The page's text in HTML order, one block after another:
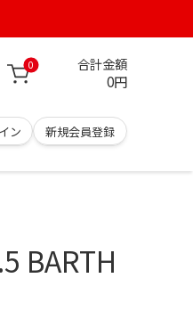
0 合計金額
0円
ン 新規会員登録
BARTH